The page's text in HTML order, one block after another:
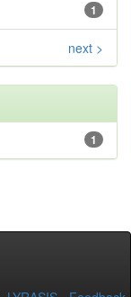
1
next >
1